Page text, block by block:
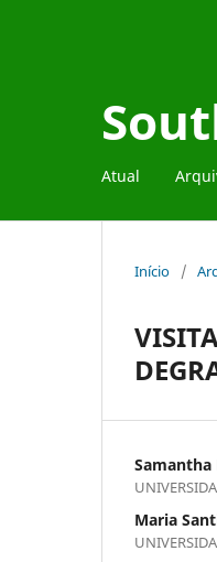
Atual
Início /
Samantha
Maria